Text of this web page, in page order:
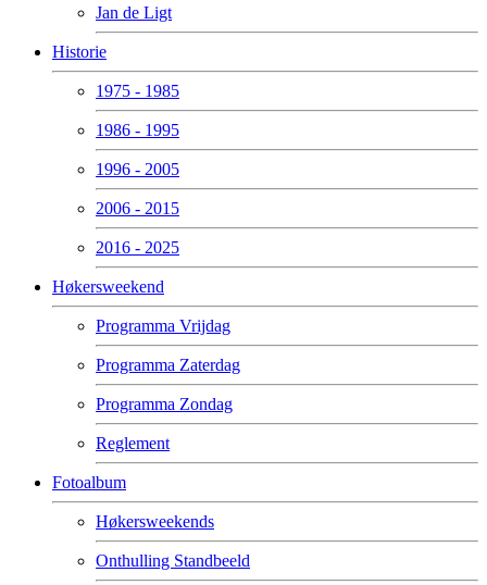
Jan de Ligt
Historie
1975 - 1985
1986 - 1995
1996 - 2005
2006 - 2015
2016 - 2025
Høkersweekend
Programma Vrijdag
Programma Zaterdag
Programma Zondag
Reglement
Fotoalbum
Høkersweekends
Onthulling Standbeeld